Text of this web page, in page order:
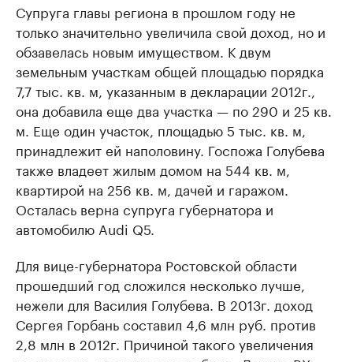
Супруга главы региона в прошлом году не
только значительно увеличила свой доход, но и
обзавелась новым имуществом. К двум
земельным участкам общей площадью порядка
7,7 тыс. кв. м, указанным в декларации 2012г.,
она добавила еще два участка — по 290 и 25 кв.
м. Еще один участок, площадью 5 тыс. кв. м,
принадлежит ей наполовину. Госпожа Голубева
также владеет жилым домом на 544 кв. м,
квартирой на 256 кв. м, дачей и гаражом.
Осталась верна супруга губернатора и
автомобилю Audi Q5.
Для вице-губернатора Ростовской области
прошедший год сложился несколько лучше,
нежели для Василия Голубева. В 2013г. доход
Сергея Горбань составил 4,6 млн руб. против
2,8 млн в 2012г. Причиной такого увеличения